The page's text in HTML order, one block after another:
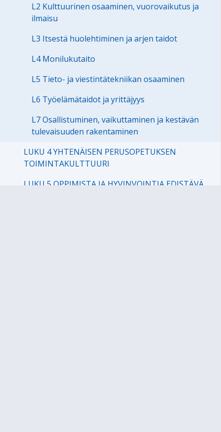
L2 Kulttuurinen osaaminen, vuorovaikutus ja
ilmaisu
L3 Itsestä huolehtiminen ja arjen taidot
L4 Monilukutaito
L5 Tieto- ja viestintätekniikan osaaminen
L6 Työelämätaidot ja yrittäjyys
L7 Osallistuminen, vaikuttaminen ja kestävän
tulevaisuuden rakentaminen
LUKU 4 YHTENÄISEN PERUSOPETUKSEN
TOIMINTAKULTTUURI
LUKU 5 OPPIMISTA JA HYVINVOINTIA EDISTÄVÄ